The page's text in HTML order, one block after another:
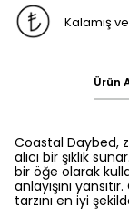
Kalamış
Ürün
Coastal Daybed,
alıcı bir şıklık
bir öğe olarak
anlayışını
tarzını en iyi